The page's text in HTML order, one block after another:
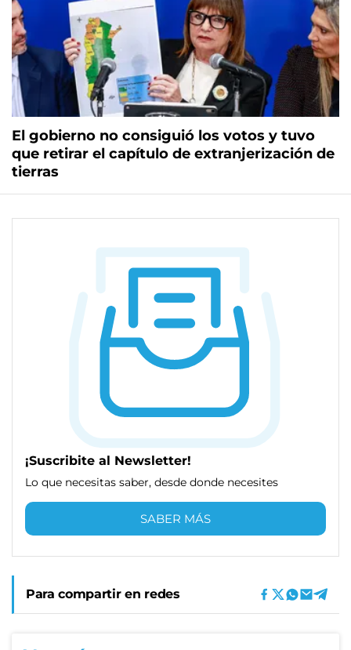
El gobierno no consiguió los votos y tuvo
que retirar el capítulo de extranjerización de
tierras
¡Suscribite al Newsletter!
Lo que necesitas saber, desde donde necesites
SABER MÁS
Para compartir en redes